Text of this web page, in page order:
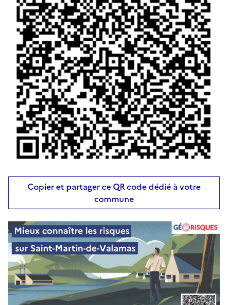
Copier et partager ce QR code dédié à votre
commune